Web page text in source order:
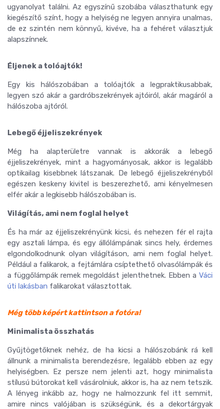
ugyanolyat találni. Az egyszínű szobába választhatunk egy
kiegészítő színt, hogy a helyiség ne legyen annyira unalmas,
de ez szintén nem könnyű, kivéve, ha a fehéret választjuk
alapszínnek.
Éljenek a tolóajtók!
Egy kis hálószobában a tolóajtók a legpraktikusabbak,
legyen szó akár a gardróbszekrények ajtóiról, akár magáról a
hálószoba ajtóról.
Lebegő éjjeliszekrények
Még ha alapterületre vannak is akkorák a lebegő
éjjeliszekrények, mint a hagyományosak, akkor is legalább
optikailag kisebbnek látszanak. De lebegő éjjeliszekrényből
egészen keskeny kivitel is beszerezhető, ami kényelmesen
elfér akár a legkisebb hálószobában is.
Világítás, ami nem foglal helyet
És ha már az éjjeliszekrényünk kicsi, és nehezen fér el rajta
egy asztali lámpa, és egy állólámpának sincs hely, érdemes
elgondolkodnunk olyan világításon, ami nem foglal helyet.
Például a falikarok, a fejtámlára csíptethető olvasólámpák és
a függőlámpák remek megoldást jelenthetnek. Ebben a Váci
úti lakásban falikarokat választottak.
Még több képért kattintson a fotóra!
Minimalista összhatás
Gyűjtögetőknek nehéz, de ha kicsi a hálószobánk rá kell
állnunk a minimalista berendezésre, legalább ebben az egy
helyiségben. Ez persze nem jelenti azt, hogy minimalista
stílusú bútorokat kell vásárolniuk, akkor is, ha az nem tetszik.
A lényeg inkább az, hogy ne halmozzunk fel itt semmit,
amire nincs valójában is szükségünk, és a dekortárgyak